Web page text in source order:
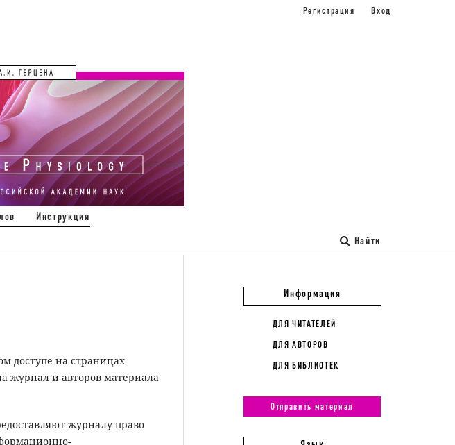
Инструкции
Найти
Регистрация Вход
доступе на страницах
журнал и авторов материала
журналу право
Информация
ДЛЯ ЧИТАТЕЛЕЙ
ДЛЯ АВТОРОВ
ДЛЯ БИБЛИОТЕК
Отправить материал